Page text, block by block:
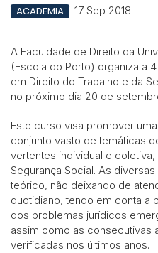
ACADEMIA 17 Sep 2018
A Faculdade de Direito da
(Escola do Porto) organiza a
em Direito do Trabalho e da
no próximo dia 20 de
Este curso visa promover
conjunto vasto de temáticas
vertentes individual e
Segurança Social. As
teórico, não deixando de
quotidiano, tendo em conta a
dos problemas jurídicos
assim como as consecutivas
verificadas nos últimos anos.